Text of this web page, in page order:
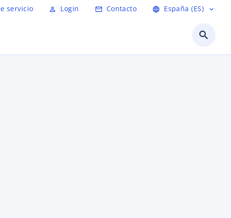
servicio person_outline Login mail_outline Contacto language España (ES) expand_more
search